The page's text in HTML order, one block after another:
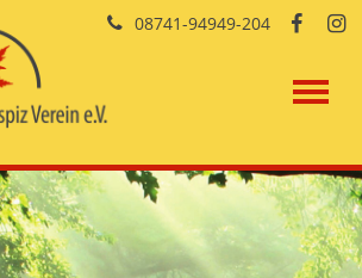
08741-94949-204  